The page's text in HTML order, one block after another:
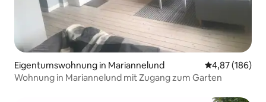
Eigentumswohnung in Mariannelund
4,87 (186)
Wohnung in Mariannelund mit Zugang zum Garten